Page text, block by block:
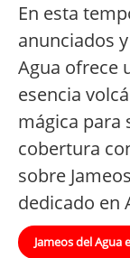
En esta
anunciados
Agua ofrece
esencia
mágica para
cobertura
sobre
dedicado en
Jameos del Agua